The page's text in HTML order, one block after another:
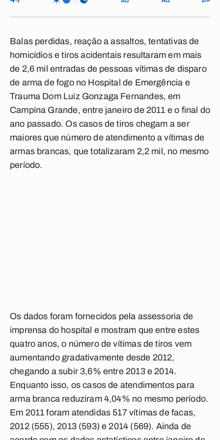
Balas perdidas, reação a assaltos, tentativas de
homicídios e tiros acidentais resultaram em mais
de 2,6 mil entradas de pessoas vítimas de disparo
de arma de fogo no Hospital de Emergência e
Trauma Dom Luiz Gonzaga Fernandes, em
Campina Grande, entre janeiro de 2011 e o final do
ano passado. Os casos de tiros chegam a ser
maiores que número de atendimento a vítimas de
armas brancas, que totalizaram 2,2 mil, no mesmo
período.
Os dados foram fornecidos pela assessoria de
imprensa do hospital e mostram que entre estes
quatro anos, o número de vítimas de tiros vem
aumentando gradativamente desde 2012,
chegando a subir 3,6% entre 2013 e 2014.
Enquanto isso, os casos de atendimentos para
arma branca reduziram 4,04% no mesmo período.
Em 2011 foram atendidas 517 vítimas de facas,
2012 (555), 2013 (593) e 2014 (569). Ainda de